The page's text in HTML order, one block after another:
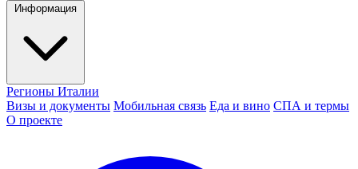
Информация
Регионы Италии
Визы и документы Мобильная связь Еда и вино СПА и термы
О проекте